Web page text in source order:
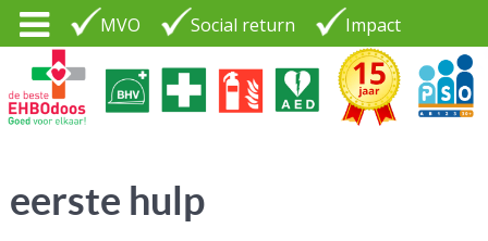
MVO Social return Impact
PSO30+
Tel. 035 - 7370265
eerste hulp